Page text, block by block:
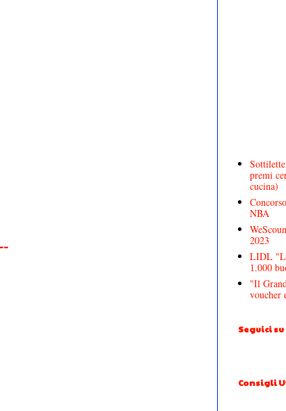
premi
cucina)
NBA
2023
LIDL
1.000
"Il
voucher
Seguici
Consigli